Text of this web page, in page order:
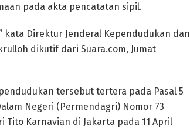
pada akta pencatatan sipil.
kata Direktur Jenderal Kependudukan dan
dikutif dari Suara.com, Jumat
tersebut tertera pada Pasal 5
Negeri (Permendagri) Nomor 73
Tito Karnavian di Jakarta pada 11 April